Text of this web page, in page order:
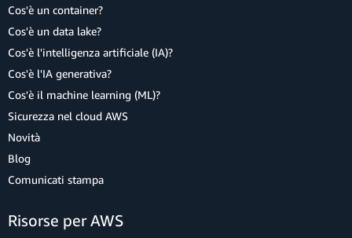
Cos'è un container?
Cos'è un data lake?
Cos'è l'intelligenza artificiale (IA)?
Cos'è l'IA generativa?
Cos'è il machine learning (ML)?
Sicurezza nel cloud AWS
Novità
Blog
Comunicati stampa
Risorse per AWS